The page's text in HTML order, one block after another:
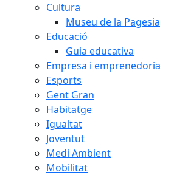
Cultura
Museu de la Pagesia
Educació
Guia educativa
Empresa i emprenedoria
Esports
Gent Gran
Habitatge
Igualtat
Joventut
Medi Ambient
Mobilitat